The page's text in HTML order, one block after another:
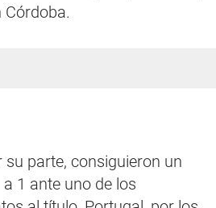
Córdoba.
su parte, consiguieron un
1 ante uno de los